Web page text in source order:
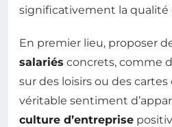
significativement la qualité
En premier lieu, proposer
salariés concrets, comme
sur des loisirs ou des
véritable sentiment
culture d’entreprise